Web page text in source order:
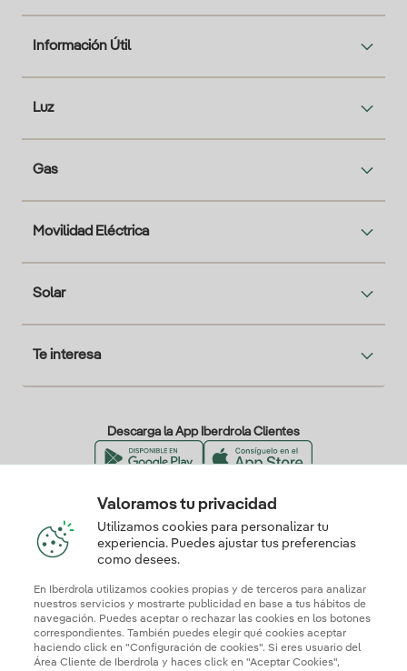
Información Útil
Luz
Gas
Movilidad Eléctrica
Solar
Te interesa
Descarga la App Iberdrola Clientes
Nuestros certificados de confianza
Valoramos tu privacidad
Utilizamos cookies para personalizar tu
experiencia. Puedes ajustar tus preferencias
como desees.
En Iberdrola utilizamos cookies propias y de terceros para analizar
nuestros servicios y mostrarte publicidad en base a tus hábitos de
navegación. Puedes aceptar o rechazar las cookies en los botones
correspondientes. También puedes elegir qué cookies aceptar
haciendo click en "Configuración de cookies". Si eres usuario del
Área Cliente de Iberdrola y haces click en "Aceptar Cookies",